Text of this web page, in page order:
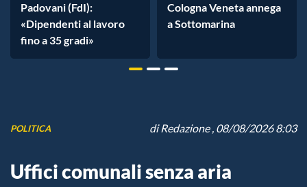
Padovani (FdI):
«Dipendenti al lavoro
fino a 35 gradi»
Cologna Veneta annega
a Sottomarina
POLITICA diRedazione, 08/08/2026 8:03
Uffici comunali senza aria